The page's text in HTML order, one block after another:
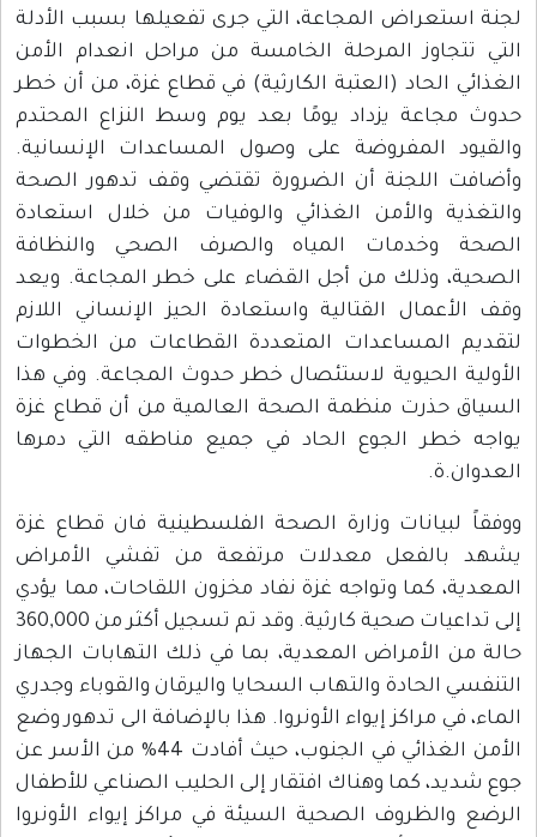
لجنة استعراض المجاعة، التي جرى تفعيلها بسبب الأدلة
التي تتجاوز المرحلة الخامسة من مراحل انعدام الأمن
الغذائي الحاد (العتبة الكارثية) في قطاع غزة، من أن خطر
حدوث مجاعة يزداد يومًا بعد يوم وسط النزاع المحتدم
والقيود المفروضة على وصول المساعدات الإنسانية.
وأضافت اللجنة أن الضرورة تقتضي وقف تدهور الصحة
والتغذية والأمن الغذائي والوفيات من خلال استعادة
الصحة وخدمات المياه والصرف الصحي والنظافة
الصحية، وذلك من أجل القضاء على خطر المجاعة. ويعد
وقف الأعمال القتالية واستعادة الحيز الإنساني اللازم
لتقديم المساعدات المتعددة القطاعات من الخطوات
الأولية الحيوية لاستئصال خطر حدوث المجاعة. وفي هذا
السياق حذرت منظمة الصحة العالمية من أن قطاع غزة
يواجه خطر الجوع الحاد في جميع مناطقه التي دمرها
العدوان.ة.
ووفقاً لبيانات وزارة الصحة الفلسطينية فان قطاع غزة
يشهد بالفعل معدلات مرتفعة من تفشي الأمراض
المعدية، كما وتواجه غزة نفاد مخزون اللقاحات، مما يؤدي
إلى تداعيات صحية كارثية. وقد تم تسجيل أكثر من 360,000
حالة من الأمراض المعدية، بما في ذلك التهابات الجهاز
التنفسي الحادة والتهاب السحايا واليرقان والقوباء وجدري
الماء، في مراكز إيواء الأونروا. هذا بالإضافة الى تدهور وضع
الأمن الغذائي في الجنوب، حيث أفادت 44% من الأسر عن
جوع شديد، كما وهناك افتقار إلى الحليب الصناعي للأطفال
الرضع والظروف الصحية السيئة في مراكز إيواء الأونروا